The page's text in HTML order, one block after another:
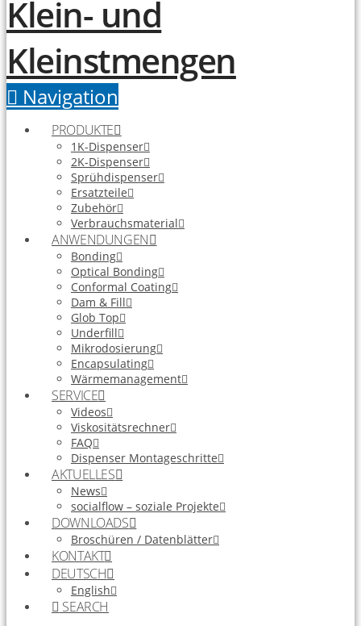
Navigation
PRODUKTE
1K-Dispenser
2K-Dispenser
Sprühdispenser
Ersatzteile
Zubehör
Verbrauchsmaterial
ANWENDUNGEN
Bonding
Optical Bonding
Conformal Coating
Dam & Fill
Glob Top
Underfill
Mikrodosierung
Encapsulating
Wärmemanagement
SERVICE
Videos
Viskositätsrechner
FAQ
Dispenser Montageschritte
AKTUELLES
News
socialflow – soziale Projekte
DOWNLOADS
Broschüren / Datenblätter
KONTAKT
DEUTSCH
English
SEARCH